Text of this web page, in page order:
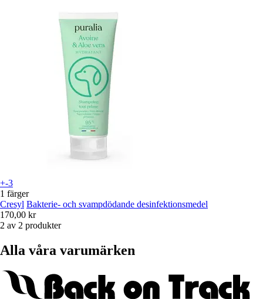
+-3
1 färger
Cresyl Bakterie- och svampdödande desinfektionsmedel
170,00 kr
2 av 2 produkter
Alla våra varumärken